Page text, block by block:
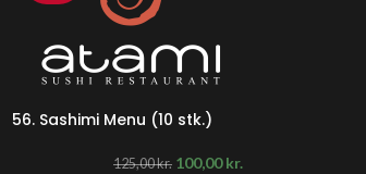
56. Sashimi Menu (10 stk.)
125,00kr. 100,00kr.